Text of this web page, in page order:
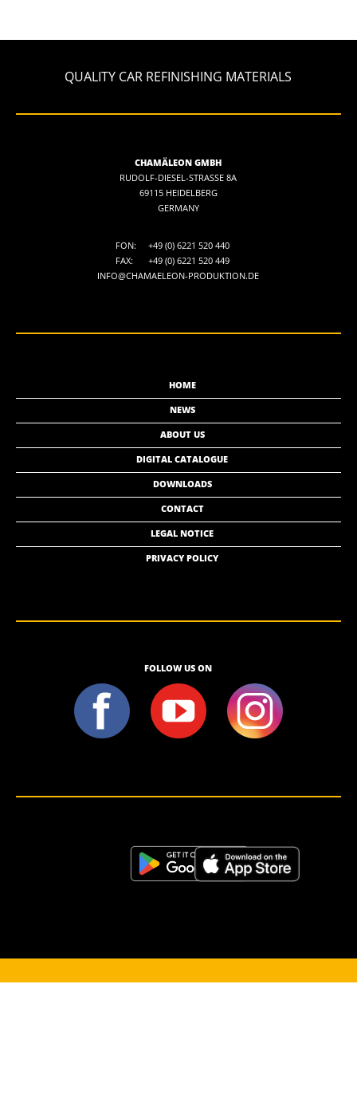
QUALITY CAR REFINISHING MATERIALS
CHAMÄLEON GMBH
RUDOLF-DIESEL-STRASSE 8A
69115 HEIDELBERG
GERMANY
FON:
+49 (0) 6221 520 440
FAX:
+49 (0) 6221 520 449
INFO@CHAMAELEON-PRODUKTION.DE
HOME
NEWS
ABOUT US
DIGITAL CATALOGUE
DOWNLOADS
CONTACT
LEGAL NOTICE
PRIVACY POLICY
FOLLOW US ON